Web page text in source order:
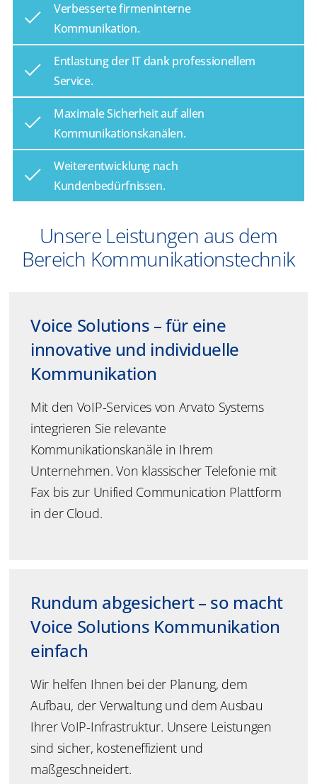
Verbesserte firmeninterne
Kommunikation.
Entlastung der IT dank professionellem
Service.
Maximale Sicherheit auf allen
Kommunikationskanälen.
Weiterentwicklung nach
Kundenbedürfnissen.
Unsere Leistungen aus dem
Bereich Kommunikationstechnik
Voice Solutions – für eine
innovative und individuelle
Kommunikation
Mit den VoIP-Services von Arvato Systems
integrieren Sie relevante
Kommunikationskanäle in Ihrem
Unternehmen. Von klassischer Telefonie mit
Fax bis zur Unified Communication Plattform
in der Cloud.
Rundum abgesichert – so macht
Voice Solutions Kommunikation
einfach
Wir helfen Ihnen bei der Planung, dem
Aufbau, der Verwaltung und dem Ausbau
Ihrer VoIP-Infrastruktur. Unsere Leistungen
sind sicher, kosteneffizient und
maßgeschneidert.